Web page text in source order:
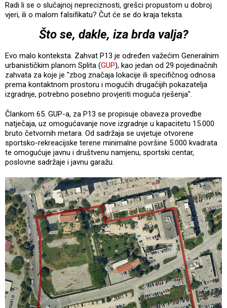
Radi li se o slučajnoj nepreciznosti, grešci propustom u dobroj
vjeri, ili o malom falsifikatu? Čut će se do kraja teksta.
Što se, dakle, iza brda valja?
Evo malo konteksta. Zahvat P13 je određen važećim Generalnim
urbanističkim planom Splita (GUP), kao jedan od 29 pojedinačnih
zahvata za koje je "zbog značaja lokacije ili specifičnog odnosa
prema kontaktnom prostoru i mogućih drugačijih pokazatelja
izgradnje, potrebno posebno provjeriti moguća rješenja".
Člankom 65. GUP-a, za P13 se propisuje obaveza provedbe
natječaja, uz omogućavanje nove izgradnje u kapacitetu 15.000
bruto četvornih metara. Od sadržaja se uvjetuje otvorene
sportsko-rekreacijske terene minimalne površine 5.000 kvadrata
te omogućuje javnu i društvenu namjenu, sportski centar,
poslovne sadržaje i javnu garažu.